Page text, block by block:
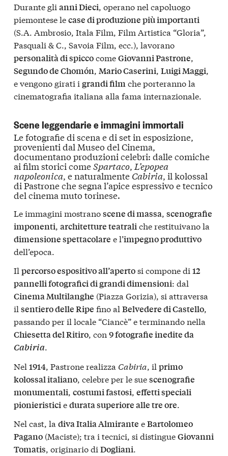
Durante gli anni Dieci, operano nel capoluogo
piemontese lecase di produzione più importanti
(S.A. Ambrosio, Itala Film, Film Artistica “Gloria”,
Pasquali & C., Savoia Film, ecc.), lavorano
personalità di spiccocomeGiovanni Pastrone,
Segundo de Chomón, Mario Caserini, Luigi Maggi,
e vengono girati i grandi filmche porteranno la
cinematografia italiana alla fama internazionale.
Scene leggendarie e immagini immortali
Lefotografie di scena e di setin esposizione,
provenienti dal Museo del Cinema,
documentano produzioni celebri: dallecomiche
ai film storici comeSpartaco, L’epopea
napoleonica, e naturalmente Cabiria, il kolossal
di Pastrone che segna l’apice espressivo e tecnico
del cinema muto torinese.
Le immagini mostranoscene di massa scenografie
imponenti architetture teatrali che restituivano la
dimensione spettacolare e l’impegno produttivo
dell’epoca.
Il percorso espositivo all’apertosi compone di 12
pannelli fotografici di grandi dimensioni: dal
Cinema Multilanghe (Piazza Gorizia), si attraversa
il sentiero delle Ripe fino al Belvedere di Castello,
passando per il locale “Ciancè” e terminando nella
Chiesetta del Ritiro, con 9 fotografie inedite da
Cabiria.
Nel 1914, Pastrone realizza Cabiria, il primo
kolossal italiano, celebre per le suescenografie
monumentali, costumi fastosi, effetti speciali
pionieristiciedurata superiore alle tre ore.
Nel cast, la diva Italia Almirante eBartolomeo
Pagano (Maciste); tra i tecnici, si distingueGiovanni
Tomatis, originario di Dogliani.